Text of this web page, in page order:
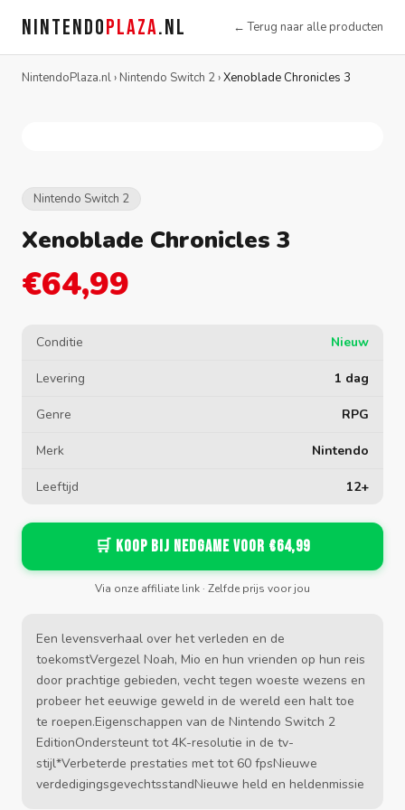
NINTENDOPLAZA.NL ← Terug naar alle producten
NintendoPlaza.nl› Nintendo Switch 2›Xenoblade Chronicles 3
Nintendo Switch 2
Xenoblade Chronicles 3
€64,99
Conditie Nieuw
Levering 1 dag
Genre RPG
Merk Nintendo
Leeftijd 12+
🛒 Koop bij Nedgame voor €64,99
Via onze affiliate link · Zelfde prijs voor jou
Een levensverhaal over het verleden en de
toekomstVergezel Noah, Mio en hun vrienden op hun reis
door prachtige gebieden, vecht tegen woeste wezens en
probeer het eeuwige geweld in de wereld een halt toe
te roepen.Eigenschappen van de Nintendo Switch 2
EditionOndersteunt tot 4K-resolutie in de tv-
stijl*Verbeterde prestaties met tot 60 fpsNieuwe
verdedigingsgevechtsstandNieuwe held en heldenmissie